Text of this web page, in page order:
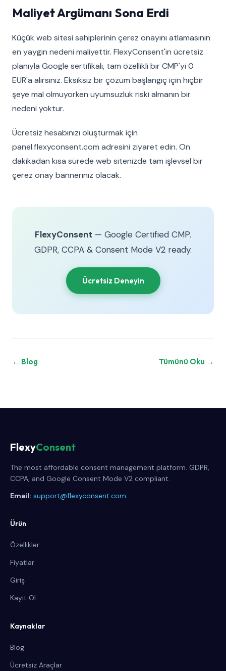
Maliyet Argümanı Sona Erdi
Küçük web sitesi sahiplerinin çerez onayını atlamasının
en yaygın nedeni maliyettir. FlexyConsent'in ücretsiz
planıyla Google sertifikalı, tam özellikli bir CMP'yi 0
EUR'a alırsınız. Eksiksiz bir çözüm başlangıç için hiçbir
şeye mal olmuyorken uyumsuzluk riski almanın bir
nedeni yoktur.
Ücretsiz hesabınızı oluşturmak için
panel.flexyconsent.com adresini ziyaret edin. On
dakikadan kısa sürede web sitenizde tam işlevsel bir
çerez onay bannerınız olacak.
FlexyConsent — Google Certified CMP.
GDPR, CCPA & Consent Mode V2 ready.
Ücretsiz Deneyin
← Blog Tümünü Oku →
FlexyConsent
The most affordable consent management platform. GDPR,
CCPA, and Google Consent Mode V2 compliant.
Email: support@flexyconsent.com
Ürün
Özellikler
Fiyatlar
Giriş
Kayıt Ol
Kaynaklar
Blog
Ücretsiz Araçlar